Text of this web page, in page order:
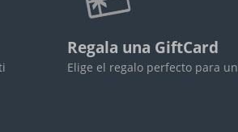
Regala una GiftCard
Elige el regalo perfecto para